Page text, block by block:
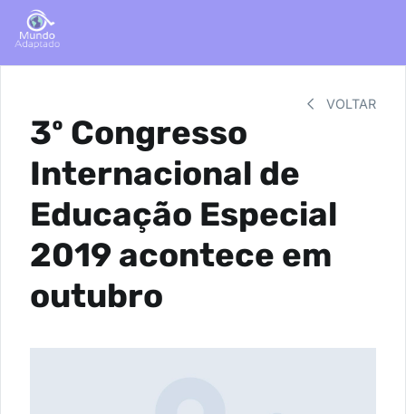
VOLTAR
3º Congresso
Internacional de
Educação Especial
2019 acontece em
outubro